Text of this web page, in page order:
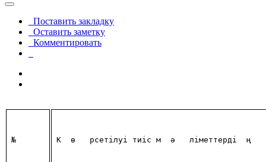
Поставить закладку
Оставить заметку
Комментировать
№ К ө рсетілуі тиіс м ә ліметтерді ң